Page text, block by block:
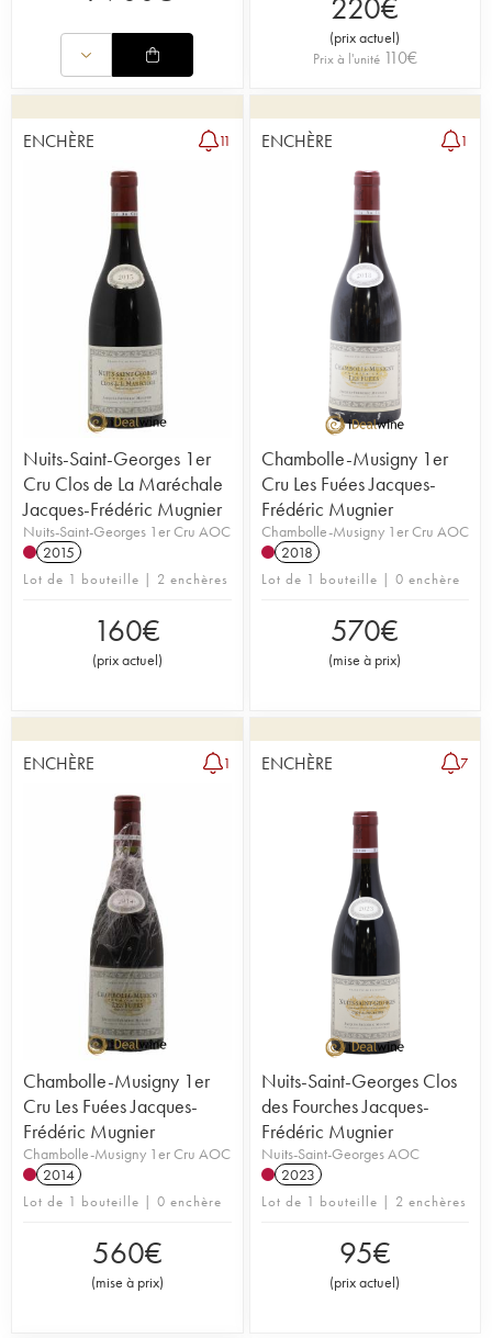
220€
(prix actuel)
Prix à l'unité 110€
ENCHÈRE 11
Nuits-Saint-Georges 1er
Cru Clos de La Maréchale
Jacques-Frédéric Mugnier
Nuits-Saint-Georges 1er Cru AOC
2015
Lot de 1 bouteille | 2 enchères
160€
(prix actuel)
ENCHÈRE 1
Chambolle-Musigny 1er
Cru Les Fuées Jacques-
Frédéric Mugnier
Chambolle-Musigny 1er Cru AOC
2018
Lot de 1 bouteille | 0 enchère
570€
(mise à prix)
ENCHÈRE 1
Chambolle-Musigny 1er
Cru Les Fuées Jacques-
Frédéric Mugnier
Chambolle-Musigny 1er Cru AOC
2014
Lot de 1 bouteille | 0 enchère
560€
(mise à prix)
ENCHÈRE 7
Nuits-Saint-Georges Clos
des Fourches Jacques-
Frédéric Mugnier
Nuits-Saint-Georges AOC
2023
Lot de 1 bouteille | 2 enchères
95€
(prix actuel)